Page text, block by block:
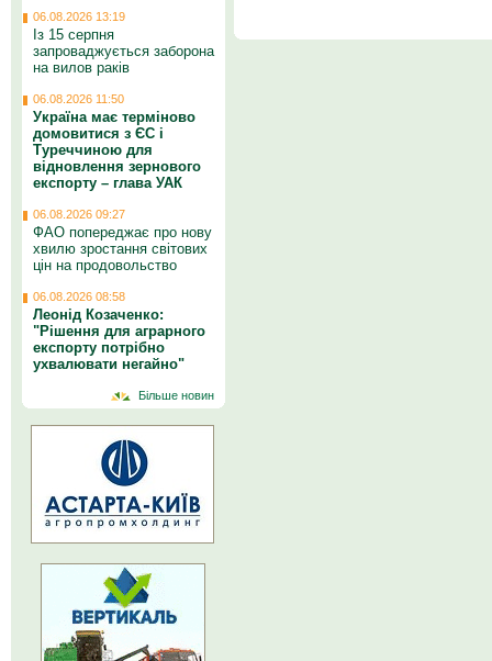
06.08.2026 13:19
Із 15 серпня
запроваджується заборона
на вилов раків
06.08.2026 11:50
Україна має терміново
домовитися з ЄС і
Туреччиною для
відновлення зернового
експорту – глава УАК
06.08.2026 09:27
ФАО попереджає про нову
хвилю зростання світових
цін на продовольство
06.08.2026 08:58
Леонід Козаченко:
"Рішення для аграрного
експорту потрібно
ухвалювати негайно"
Більше новин